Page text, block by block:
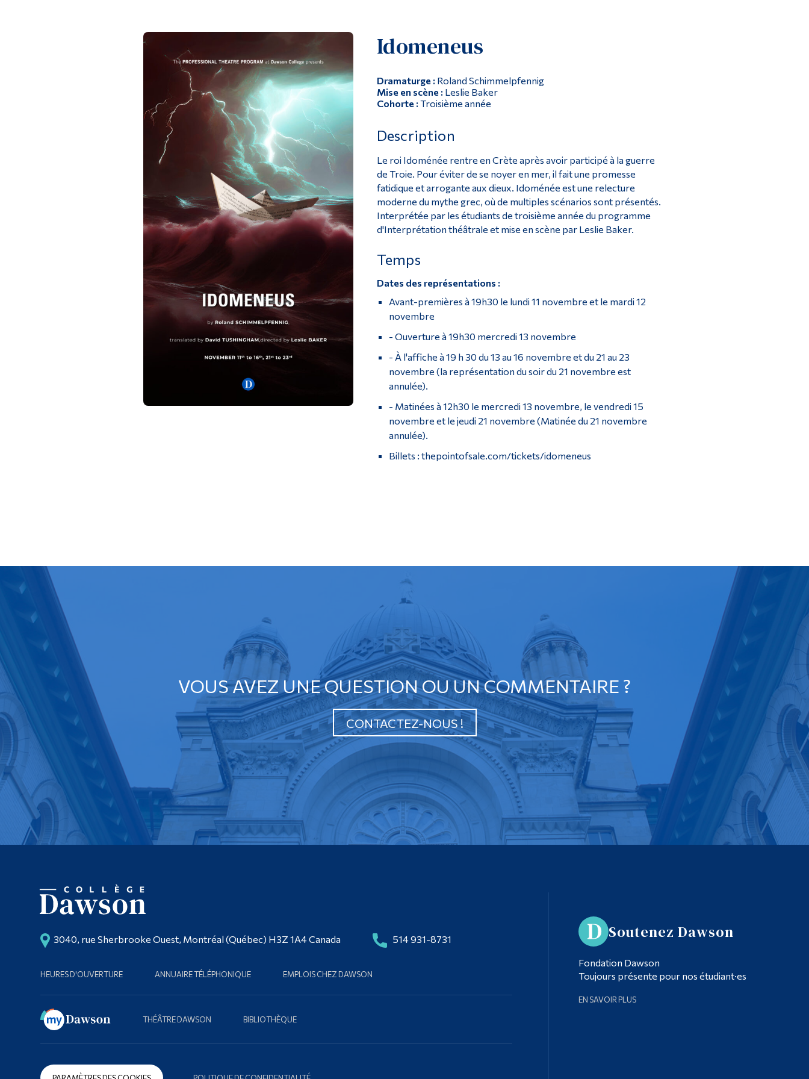
Idomeneus
Dramaturge : Roland Schimmelpfennig
Mise en scène : Leslie Baker
Cohorte : Troisième année
Description
Le roi Idoménée rentre en Crète après avoir participé à la guerre
de Troie. Pour éviter de se noyer en mer, il fait une promesse
fatidique et arrogante aux dieux. Idoménée est une relecture
moderne du mythe grec, où de multiples scénarios sont présentés.
Interprétée par les étudiants de troisième année du programme
d'Interprétation théâtrale et mise en scène par Leslie Baker.
Temps
Dates des représentations :
Avant-premières à 19h30 le lundi 11 novembre et le mardi 12
novembre
- Ouverture à 19h30 mercredi 13 novembre
- À l'affiche à 19 h 30 du 13 au 16 novembre et du 21 au 23
novembre (la représentation du soir du 21 novembre est
annulée).
- Matinées à 12h30 le mercredi 13 novembre, le vendredi 15
novembre et le jeudi 21 novembre (Matinée du 21 novembre
annulée).
Billets : thepointofsale.com/tickets/idomeneus
VOUS AVEZ UNE QUESTION OU UN COMMENTAIRE ?
CONTACTEZ-NOUS !
3040, rue Sherbrooke Ouest, Montréal (Québec) H3Z 1A4 Canada 514 931-8731
HEURES D'OUVERTURE ANNUAIRE TÉLÉPHONIQUE EMPLOIS CHEZ DAWSON
THÉÂTRE DAWSON BIBLIOTHÈQUE
Soutenez Dawson
Fondation Dawson
Toujours présente pour nos étudiant·es
EN SAVOIR PLUS
Qui vous êtes
Futurs étudiants
Étudiants actuels
Corps enseignant et personnel administratif